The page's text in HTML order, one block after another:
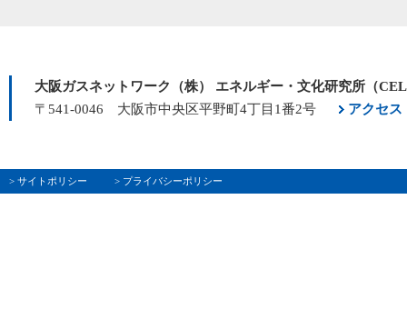
大阪ガスネットワーク（株） エネルギー・文化研究所（
〒541-0046 大阪市中央区平野町4丁目1番2号
アクセス
> サイトポリシー > プライバシーポリシー